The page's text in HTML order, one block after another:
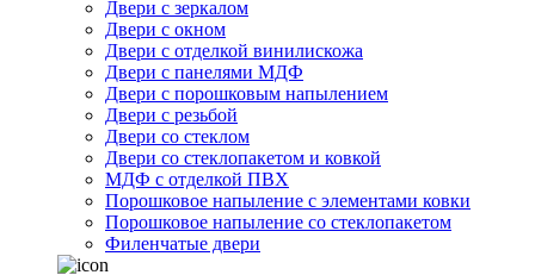
Двери с зеркалом
Двери с окном
Двери с отделкой винилискожа
Двери с панелями МДФ
Двери с порошковым напылением
Двери с резьбой
Двери со стеклом
Двери со стеклопакетом и ковкой
МДФ с отделкой ПВХ
Порошковое напыление с элементами ковки
Порошковое напыление со стеклопакетом
Филенчатые двери